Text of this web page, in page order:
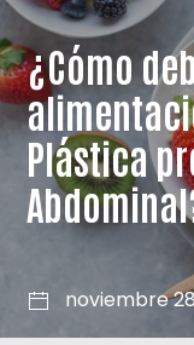
¿Cómo
Plástica
noviembre